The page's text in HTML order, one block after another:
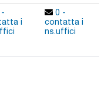
i
0 -
contatta i
ns.uffici